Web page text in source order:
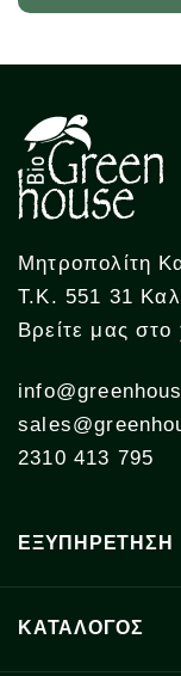
Μητροπολίτη
Τ.Κ. 551 31
Βρείτε μας στο
2310 413 795
ΕΞΥΠΗΡΕΤΗΣΗ
ΚΑΤΑΛΟΓΟΣ